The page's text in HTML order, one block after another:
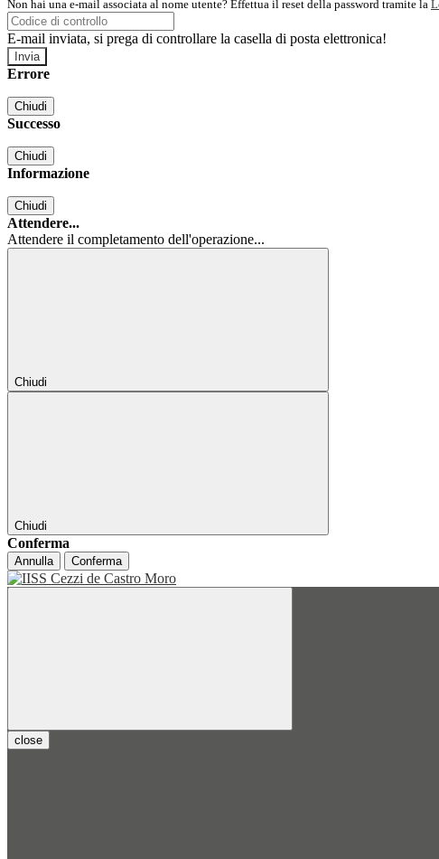
Non hai una e-mail associata al nome utente? Effettua il reset della password tramite la
E-mail inviata, si prega di controllare la casella di posta elettronica!
Errore
Chiudi
Successo
Chiudi
Informazione
Chiudi
Attendere...
Attendere il completamento dell'operazione...
Chiudi
Chiudi
Conferma
Annulla Conferma
close